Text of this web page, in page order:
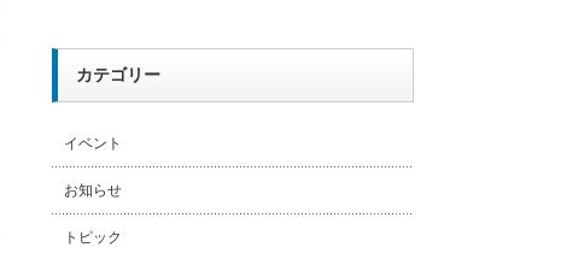
カテゴリー
イベント
お知らせ
トピック